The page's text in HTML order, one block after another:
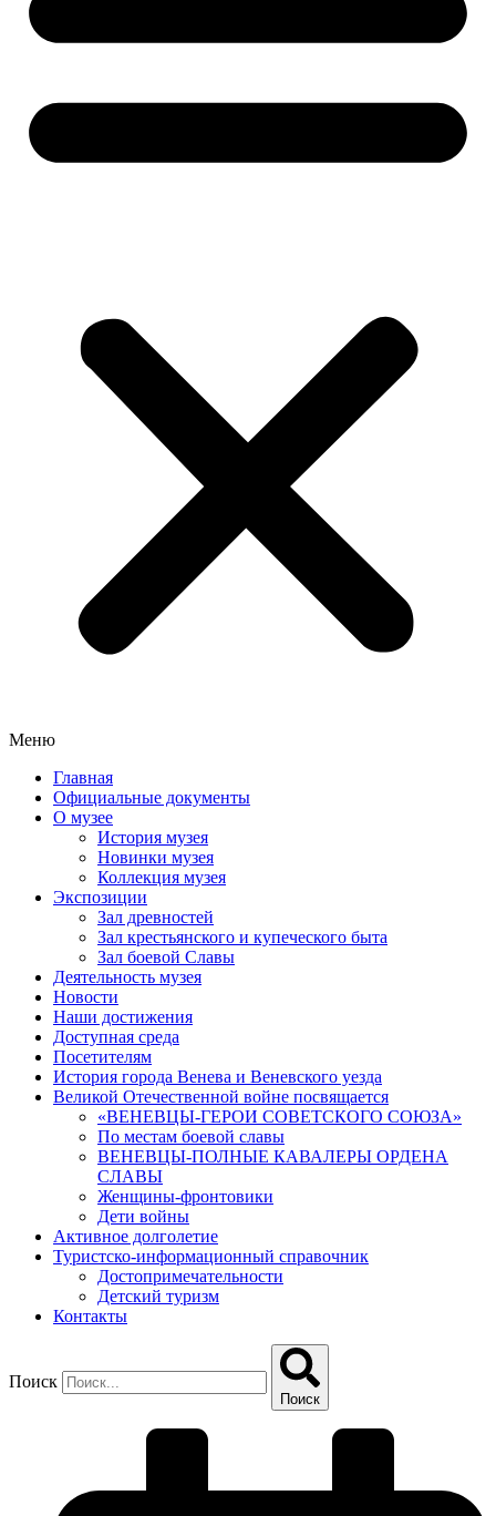
Меню
Главная
Официальные документы
О музее
История музея
Новинки музея
Коллекция музея
Экспозиции
Зал древностей
Зал крестьянского и купеческого быта
Зал боевой Славы
Деятельность музея
Новости
Наши достижения
Доступная среда
Посетителям
История города Венева и Веневского уезда
Великой Отечественной войне посвящается
«ВЕНЕВЦЫ-ГЕРОИ СОВЕТСКОГО СОЮЗА»
По местам боевой славы
ВЕНЕВЦЫ-ПОЛНЫЕ КАВАЛЕРЫ ОРДЕНА
СЛАВЫ
Женщины-фронтовики
Дети войны
Активное долголетие
Туристско-информационный справочник
Достопримечательности
Детский туризм
Контакты
Поиск
Поиск